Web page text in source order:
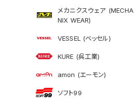
メカニクスウェア (MECHA
NIX WEAR)
VESSEL (ベッセル)
KURE (呉工業)
amon (エーモン)
ソフト99